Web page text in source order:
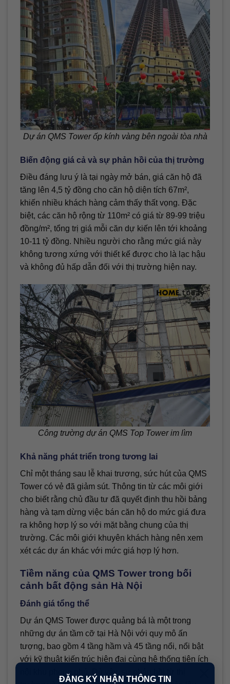
ĐĂNG KÝ NHẬN THÔNG TIN
Dự án QMS Tower ốp kính vàng bên ngoài tòa nhà
Biến động giá cả và sự phản hồi của thị trường
Điều đáng lưu ý là tại ngày mở bán, giá căn hộ đã
tăng lên 4,5 tỷ đồng cho căn hộ diện tích 67m²,
khiến nhiều khách hàng cảm thấy thất vọng. Đặc
biệt, các căn hộ rộng từ 110m² có giá từ 89-99 triệu
đồng/m², tổng trị giá mỗi căn dự kiến lên tới khoảng
10-11 tỷ đồng. Nhiều người cho rằng mức giá này
không tương xứng với thiết kế được cho là lạc hậu
và không đủ hấp dẫn đối với thị trường hiện nay.
Công trường dự án QMS Top Tower im lìm
Khả năng phát triển trong tương lai
Chỉ một tháng sau lễ khai trương, sức hút của QMS
Tower có vẻ đã giảm sút. Thông tin từ các môi giới
cho biết rằng chủ đầu tư đã quyết định thu hồi bảng
hàng và tạm dừng việc bán căn hộ do mức giá đưa
ra không hợp lý so với mặt bằng chung của thị
trường. Các môi giới khuyên khách hàng nên xem
xét các dự án khác với mức giá hợp lý hơn.
Tiềm năng của QMS Tower trong bối
cảnh bất động sản Hà Nội
Đánh giá tổng thể
Dự án QMS Tower được quảng bá là một trong
những dự án tầm cỡ tại Hà Nội với quy mô ấn
tượng, bao gồm 4 tầng hầm và 45 tầng nổi, nổi bật
với kỹ thuật kiến trúc hiện đại cùng hệ thống tiện ích
nội khu phong phú. Dù vậy, sự phản hồi từ thị